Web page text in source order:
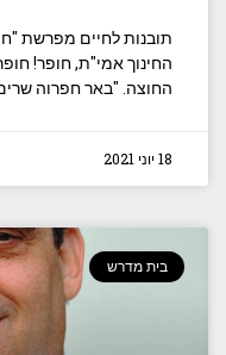
תובנות לחיים מפרשת
החינוך אמי"ת, חופר!
החוצה. "באר חפרוה
18 יוני 2021
בית מדרש